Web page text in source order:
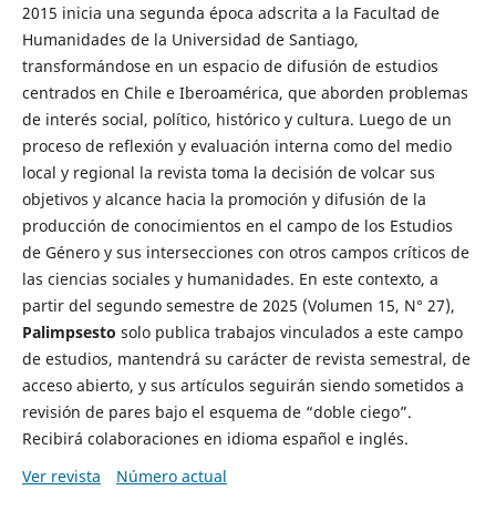
2015 inicia una segunda época adscrita a la Facultad de
Humanidades de la Universidad de Santiago,
transformándose en un espacio de difusión de estudios
centrados en Chile e Iberoamérica, que aborden problemas
de interés social, político, histórico y cultura. Luego de un
proceso de reflexión y evaluación interna como del medio
local y regional la revista toma la decisión de volcar sus
objetivos y alcance hacia la promoción y difusión de la
producción de conocimientos en el campo de los Estudios
de Género y sus intersecciones con otros campos críticos de
las ciencias sociales y humanidades. En este contexto, a
partir del segundo semestre de 2025 (Volumen 15, N° 27),
Palimpsesto solo publica trabajos vinculados a este campo
de estudios, mantendrá su carácter de revista semestral, de
acceso abierto, y sus artículos seguirán siendo sometidos a
revisión de pares bajo el esquema de “doble ciego”.
Recibirá colaboraciones en idioma español e inglés.
Ver revista
Número actual